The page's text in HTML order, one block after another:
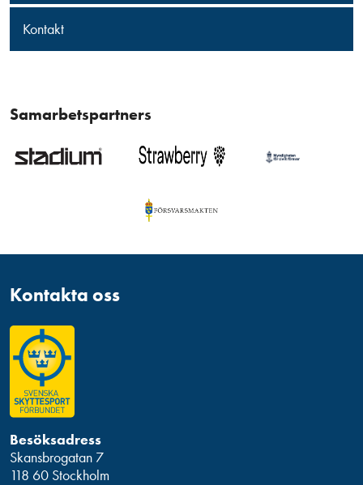
Kontakt
Samarbetspartners
Kontakta oss
Besöksadress
Skansbrogatan 7
118 60 Stockholm